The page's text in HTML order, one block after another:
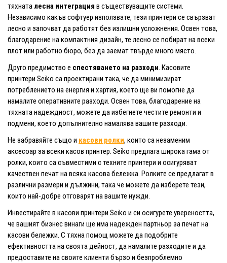
тяхната лесна интеграция в съществуващите системи.
Независимо какъв софтуер използвате, тези принтери се свързват
лесно и започват да работят без излишни усложнения. Освен това,
благодарение на компактния дизайн, те лесно се побират на всеки
плот или работно бюро, без да заемат твърде много място.
Друго предимство е спестяването на разходи. Касовите
принтери Seiko са проектирани така, че да минимизират
потреблението на енергия и хартия, което ще ви помогне да
намалите оперативните разходи. Освен това, благодарение на
тяхната надеждност, можете да избегнете честите ремонти и
подмени, което допълнително намалява вашите разходи.
Не забравяйте също и касови ролки, които са незаменим
аксесоар за всеки касов принтер. Seiko предлага широка гама от
ролки, които са съвместими с техните принтери и осигуряват
качествен печат на всяка касова бележка. Ролките се предлагат в
различни размери и дължини, така че можете да изберете тези,
които най-добре отговарят на вашите нужди.
Инвестирайте в касови принтери Seiko и си осигурете увереността,
че вашият бизнес винаги ще има надежден партньор за печат на
касови бележки. С тяхна помощ можете да подобрите
ефективността на своята дейност, да намалите разходите и да
предоставите на своите клиенти бързо и безпроблемно